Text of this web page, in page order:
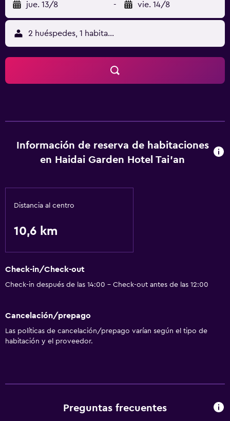
jue. 13/8 - vie. 14/8
2 huéspedes, 1 habitación
Información de reserva de habitaciones
en Haidai Garden Hotel Tai'an
Distancia al centro
10,6 km
Check-in/Check-out
Check-in después de las 14:00 - Check-out antes de las 12:00
Cancelación/prepago
Las políticas de cancelación/prepago varían según el tipo de
habitación y el proveedor.
Preguntas frecuentes